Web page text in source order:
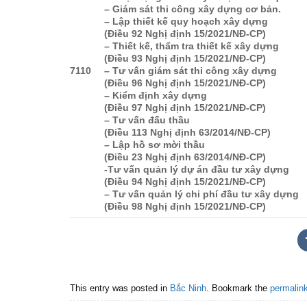
7110
– Giám sát thi công xây dựng cơ bản.
– Lập thiết kế quy hoạch xây dựng
(Điều 92 Nghị định 15/2021/NĐ-CP)
– Thiết kế, thẩm tra thiết kế xây dựng
(Điều 93 Nghị định 15/2021/NĐ-CP)
– Tư vấn giám sát thi công xây dựng
(Điều 96 Nghị định 15/2021/NĐ-CP)
– Kiểm định xây dựng
(Điều 97 Nghị định 15/2021/NĐ-CP)
– Tư vấn đấu thầu
(Điều 113 Nghị định 63/2014/NĐ-CP)
– Lập hồ sơ mời thầu
(Điều 23 Nghị định 63/2014/NĐ-CP)
-Tư vấn quản lý dự án đầu tư xây dựng
(Điều 94 Nghị định 15/2021/NĐ-CP)
– Tư vấn quản lý chi phí đầu tư xây dựng
(Điều 98 Nghị định 15/2021/NĐ-CP)
This entry was posted in Bắc Ninh . Bookmark the